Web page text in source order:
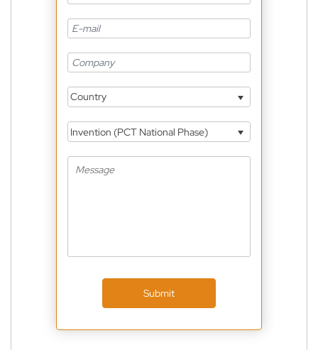
Country
Invention (PCT National Phase)
Submit